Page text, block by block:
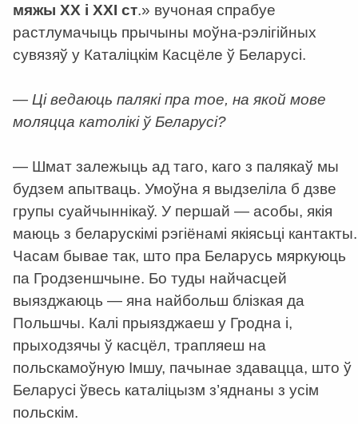
мяжы ХХ і ХХІ ст.» вучоная спрабуе
растлумачыць прычыны моўна-рэлігійных
сувязяў у Каталіцкім Касцёле ў Беларусі.
— Ці ведаюць палякі пра тое, на якой мове
моляцца католікі ў Беларусі?
— Шмат залежыць ад таго, каго з палякаў мы
будзем апытваць. Умоўна я выдзеліла б дзве
групы суайчыннікаў. У першай — асобы, якія
маюць з беларускімі рэгіёнамі якіясьці кантакты.
Часам бывае так, што пра Беларусь мяркуюць
па Гродзеншчыне. Бо туды найчасцей
выязджаюць — яна найбольш блізкая да
Польшчы. Калі прыязджаеш у Гродна і,
прыходзячы ў касцёл, трапляеш на
польскамоўную Імшу, пачынае здавацца, што ў
Беларусі ўвесь каталіцызм з’яднаны з усім
польскім.